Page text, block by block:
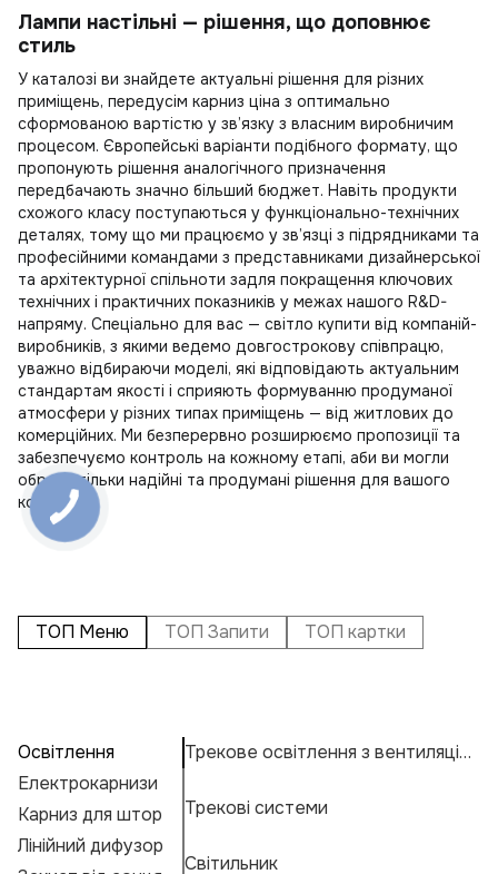
Лампи настільні — рішення, що доповнює
стиль
У каталозі ви знайдете актуальні рішення для різних
приміщень, передусім карниз ціна з оптимально
сформованою вартістю у зв’язку з власним виробничим
процесом. Європейські варіанти подібного формату, що
пропонують рішення аналогічного призначення
передбачають значно більший бюджет. Навіть продукти
схожого класу поступаються у функціонально-технічних
деталях, тому що ми працюємо у зв’язці з підрядниками та
професійними командами з представниками дизайнерської
та архітектурної спільноти задля покращення ключових
технічних і практичних показників у межах нашого R&D-
напряму. Спеціально для вас — світло купити від компаній-
виробників, з якими ведемо довгострокову співпрацю,
уважно відбираючи моделі, які відповідають актуальним
стандартам якості і сприяють формуванню продуманої
атмосфери у різних типах приміщень — від житлових до
комерційних. Ми безперервно розширюємо пропозиції та
забезпечуємо контроль на кожному етапі, аби ви могли
обрати тільки надійні та продумані рішення для вашого
комфорту.
ТОП Меню ТОП Запити ТОП картки
Освітлення
Електрокарнизи
Карниз для штор
Лінійний дифузор
Трекове освітлення з вентиляцією
Трекові системи
Світильник